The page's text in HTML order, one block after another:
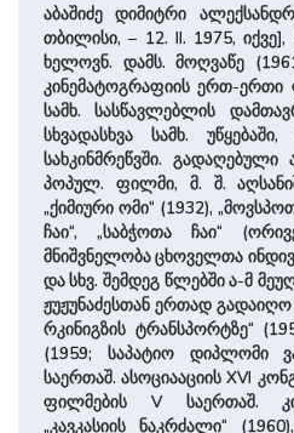
აბაშიძე დიმიტრი
თბილისი, – 12. II. 1975,
ხელოვნ. დამს. მოღვაწე
კინემატოგრაფიის ერთ-ერთი
სამხ. სასწავლებლის
სხვადასხვა სამხ.
სახკინმრეწვში. გადაღებული
პოპულ. ფილმი, მ. შ.
„ქიმიური ომი“ (1932),
ჩაი“, „საბჭოთა ჩაი“
მნიშვნელობა ცხოველთა
და სხვ. შემდეგ წლებში ა-მ
ჟუჟუნაძესთან ერთად
რკინიგზის ტრანსპორტზე“
(1959; საპატიო დიპლომი
საერთაშ. ასოციააციის XVI
ფილმების V საერთაშ.
„კავკასიის ნაკრძალი“